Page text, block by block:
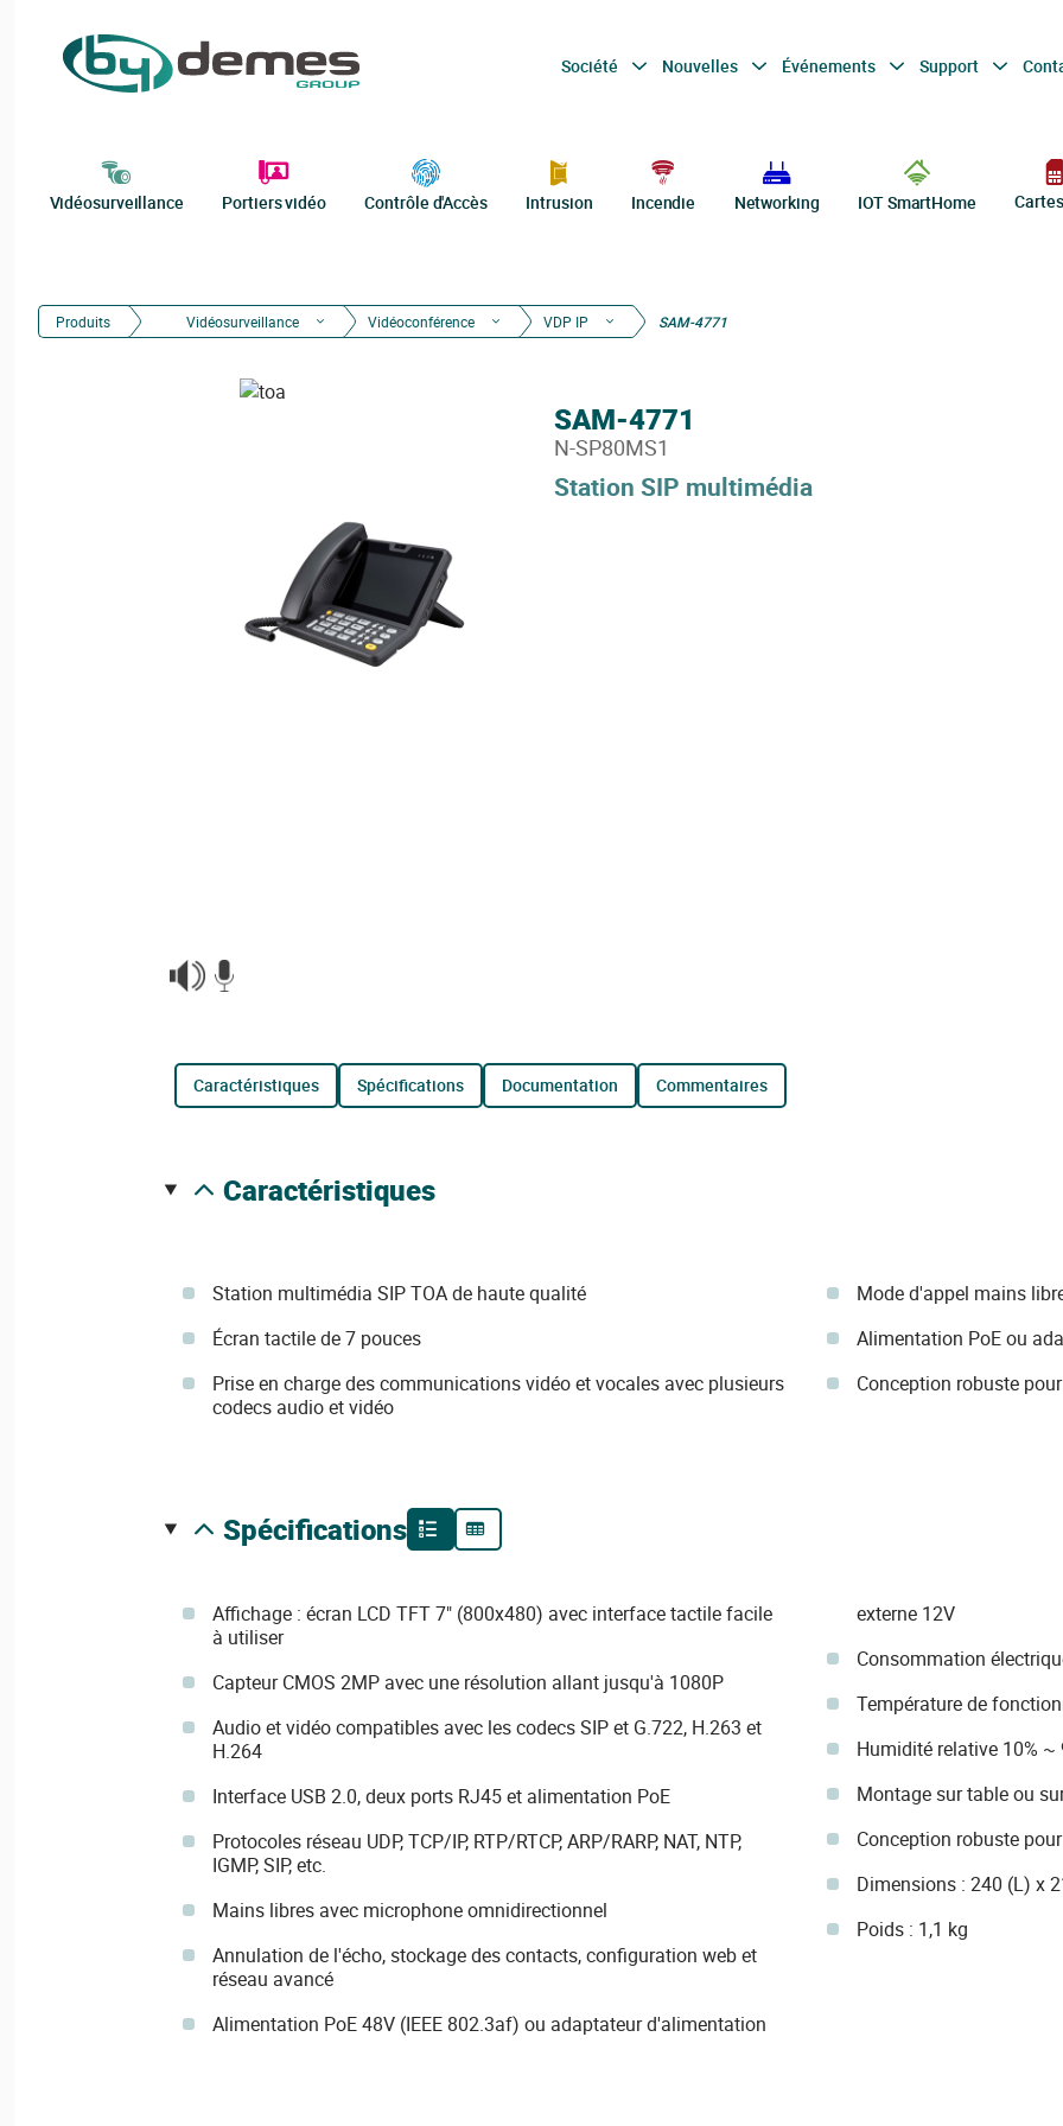
Société Nouvelles Événements Support
Vidéosurveillance Portiers vidéo Contrôle d'Accès Intrusion Incendie Networking IOT SmartHome
Produits Vidéosurveillance Vidéoconférence VDP IP SAM-4771
Station SIP multimédia
SAM-4771
N-SP80MS1
caractéristiques spécifications documentation commentaires
caractéristiques
Station multimédia SIP TOA de haute qualité
Écran tactile de 7 pouces
Prise en charge des communications vidéo et vocales avec plusieurs
codecs audio et vidéo
Mode d'appel mains
Alimentation PoE ou
Conception robuste
spécifications
Affichage : écran LCD TFT 7" (800x480) avec interface tactile facile
à utiliser
Capteur CMOS 2MP avec une résolution allant jusqu'à 1080P
Audio et vidéo compatibles avec les codecs SIP et G.722, H.263 et
H.264
Interface USB 2.0, deux ports RJ45 et alimentation PoE
Protocoles réseau UDP, TCP/IP, RTP/RTCP, ARP/RARP, NAT, NTP,
IGMP, SIP, etc.
Mains libres avec microphone omnidirectionnel
Annulation de l'écho, stockage des contacts, configuration web et
réseau avancé
Alimentation PoE 48V (IEEE 802.3af) ou adaptateur d'alimentation
externe 12V
Consommation
Température de
Humidité relative 10%
Montage sur table ou
Conception robuste
Dimensions : 240 (L) x
Poids : 1,1 kg